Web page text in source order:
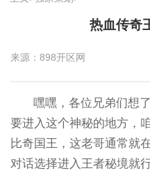
热血传奇
来源：898开区网
嘿嘿，各位兄弟们想
要进入这个神秘的地方，
比奇国王，这老哥通常就
对话选择进入王者秘境就